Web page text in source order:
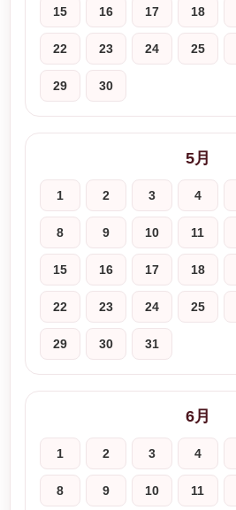
15 16 17 18
22 23 24 25
29 30
5月
1 2 3 4
8 9 10 11
15 16 17 18
22 23 24 25
29 30 31
6月
1 2 3 4
8 9 10 11